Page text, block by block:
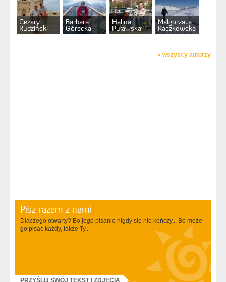
Cezary
Rudziński
Barbara
Górecka
Halina
Puławska
Małgorzata
Raczkowska
» wszyscy autorzy
Pisz razem z nami
Dlaczego otwarty? Bo jego pisanie nigdy się nie kończy... Bo może
go pisać każdy, także Ty...
PRZYŚLIJ SWÓJ TEKST I ZDJĘCIA